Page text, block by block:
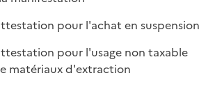
pour l'achat en
pour l'usage non taxable
matériaux d'extraction